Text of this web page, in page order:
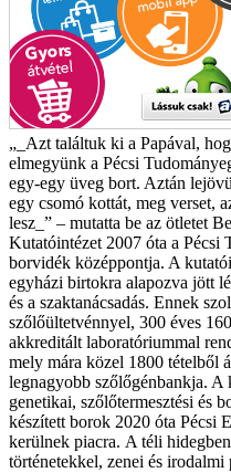
„_Azt találtuk ki a Papával,
elmegyünk a Pécsi
egy-egy üveg bort. Aztán
egy csomó kottát, meg verset,
lesz_” – mutatta be az ötletet
Kutatóintézet 2007 óta a Pécsi
borvidék középpontja. A
egyházi birtokra alapozva jött
és a szaktanácsadás. Ennek
szőlőültetvénnyel, 300 éves
akkreditált laboratóriummal
mely mára közel 1800 tételből
legnagyobb szőlőgénbankja. A
genetikai, szőlőtermesztési és
készített borok 2020 óta Pécsi
kerülnek piacra. A téli
történetekkel, zenei és